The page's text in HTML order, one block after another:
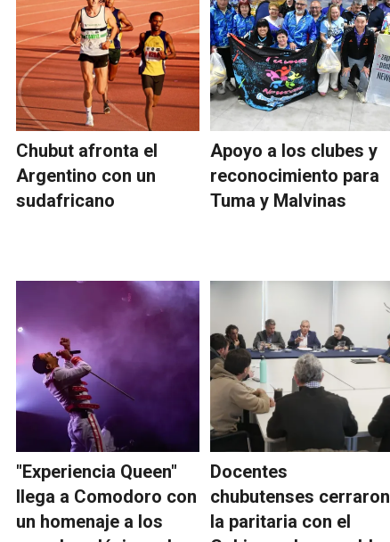
Chubut afronta el
Argentino con un
sudafricano
Apoyo a los clubes y
reconocimiento para
Tuma y Malvinas
"Experiencia Queen"
llega a Comodoro con
un homenaje a los
Docentes
chubutenses cerraron
la paritaria con el